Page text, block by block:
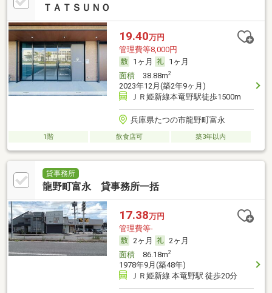
ＴＡＴＳＵＮＯ
19.40万円
管理費等8,000円
1ヶ月
1ヶ月
面積38.88m2
2023年12月(築2年9ヶ月)
ＪＲ姫新線本竜野駅徒歩1500m
兵庫県たつの市龍野町富永
1階 飲食店可 築3年以内
貸事務所
龍野町富永 貸事務所一括
17.38万円
管理費等-
2ヶ月
2ヶ月
面積86.18m2
1978年9月(築48年)
ＪＲ姫新線 本竜野駅 徒歩20分